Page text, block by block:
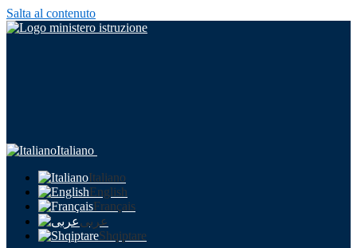
Salta al contenuto
Italiano
Italiano
English
Français
عربى
Shqiptare